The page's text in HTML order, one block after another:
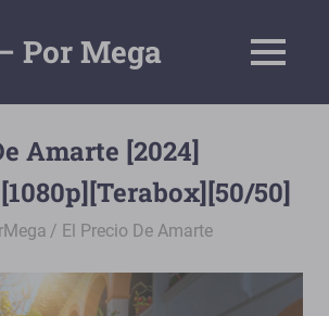
Por Mega MENÚ
Amarte [2024]
50]
El Precio De Amarte